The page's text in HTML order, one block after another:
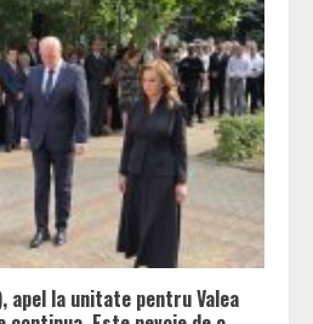
apel la unitate pentru Valea